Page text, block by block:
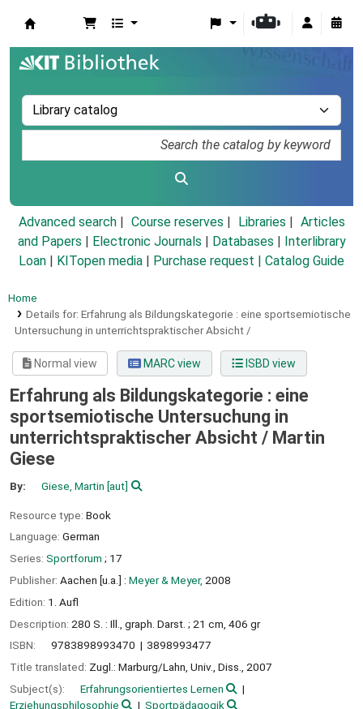
Advanced search Course reserves Libraries
Articles
and Papers
Electronic Journals Databases
Interlibrary
Loan
KITopen media Purchase request | Catalog Guide
Home
Details for: Erfahrung als Bildungskategorie : eine sportsemiotische
Untersuchung in unterrichtspraktischer Absicht /
Normal view MARC view ISBD view
Erfahrung als Bildungskategorie : eine
sportsemiotische Untersuchung in
unterrichtspraktischer Absicht / Martin
Giese
By: Giese, Martin [aut]
Resource type: Book
Language: German
Series: Sportforum ; 17
Publisher: Aachen [u.a.] : Meyer & Meyer, 2008
Edition: 1. Aufl
Description: 280 S. : Ill., graph. Darst. ; 21 cm, 406 gr
ISBN:
9783898993470
3898993477
Title translated: Zugl.: Marburg/Lahn, Univ., Diss., 2007
Subject(s):
Erfahrungsorientiertes Lernen
Erziehungsphilosophie
Sportpädagogik